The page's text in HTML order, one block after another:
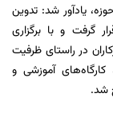
یادآور شد: تدوین
گرفت و با برگزاری
در راستای ظرفیت
آموزشی و
شد.